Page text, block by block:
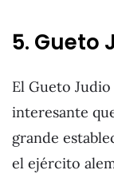
5. Gueto
El Gueto
interesante
grande
el ejército